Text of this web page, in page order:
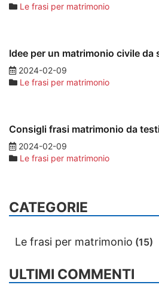
Le frasi per matrimonio
Idee per un matrimonio civile da
2024-02-09
Le frasi per matrimonio
Consigli frasi matrimonio da
2024-02-09
Le frasi per matrimonio
CATEGORIE
Le frasi per matrimonio (15)
ULTIMI COMMENTI